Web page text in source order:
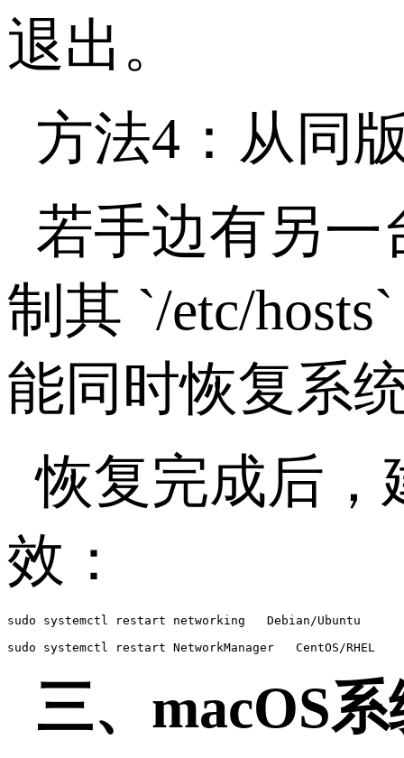
退出。
方法4 ：从同
若手边有另一
制其 `/etc/
能同时恢复系
恢复完成后，
效：
sudo systemctl restart networking   Debian/Ubuntu
sudo systemctl restart NetworkManager   CentOS/RHEL
三、 macOS